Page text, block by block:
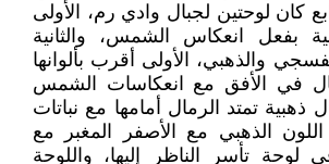
كان لوحتين لجبال وادي رم، الأولى
بفعل انعكاس الشمس، والثانية
والذهبي، الأولى أقرب بألوانها
في الأفق مع انعكاسات الشمس
تمتد الرمال أمامها مع نباتات
الذهبي مع الأصفر المغبر مع
لوحة تأسر الناظر إليها، واللوحة